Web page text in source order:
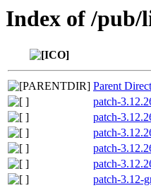
Index of /pub/
Parent
patch-
patch-
patch-
patch-
patch-
patch-3.12-